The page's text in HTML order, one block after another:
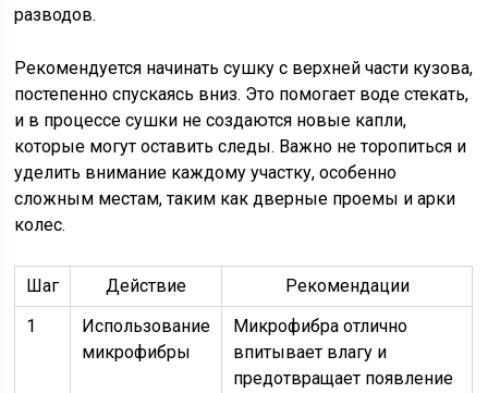
разводов.
Рекомендуется начинать сушку с верхней части кузова,
постепенно спускаясь вниз. Это помогает воде стекать,
и в процессе сушки не создаются новые капли,
которые могут оставить следы. Важно не торопиться и
уделить внимание каждому участку, особенно
сложным местам, таким как дверные проемы и арки
колес.
Шаг Действие
Рекомендации
1
Использование
микрофибры
Микрофибра отлично
впитывает влагу и
предотвращает появление